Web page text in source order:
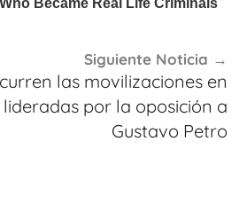
Siguiente Noticia
las movilizaciones en
por la oposición a
Gustavo Petro